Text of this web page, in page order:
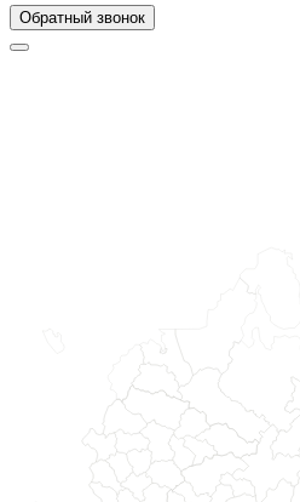
Обратный звонок